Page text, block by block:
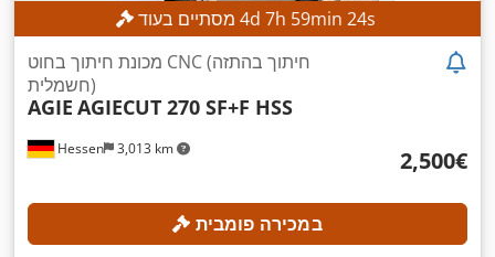
4d 7h 59min 22s
Hessen 3,013 km
מכונת חיתוך בחוט CNC (חיתוך בהתזה
חשמלית)
AGIE AGIECUT 270 SF+F HSS
‏2,500 ‏€
במכירה פומבית